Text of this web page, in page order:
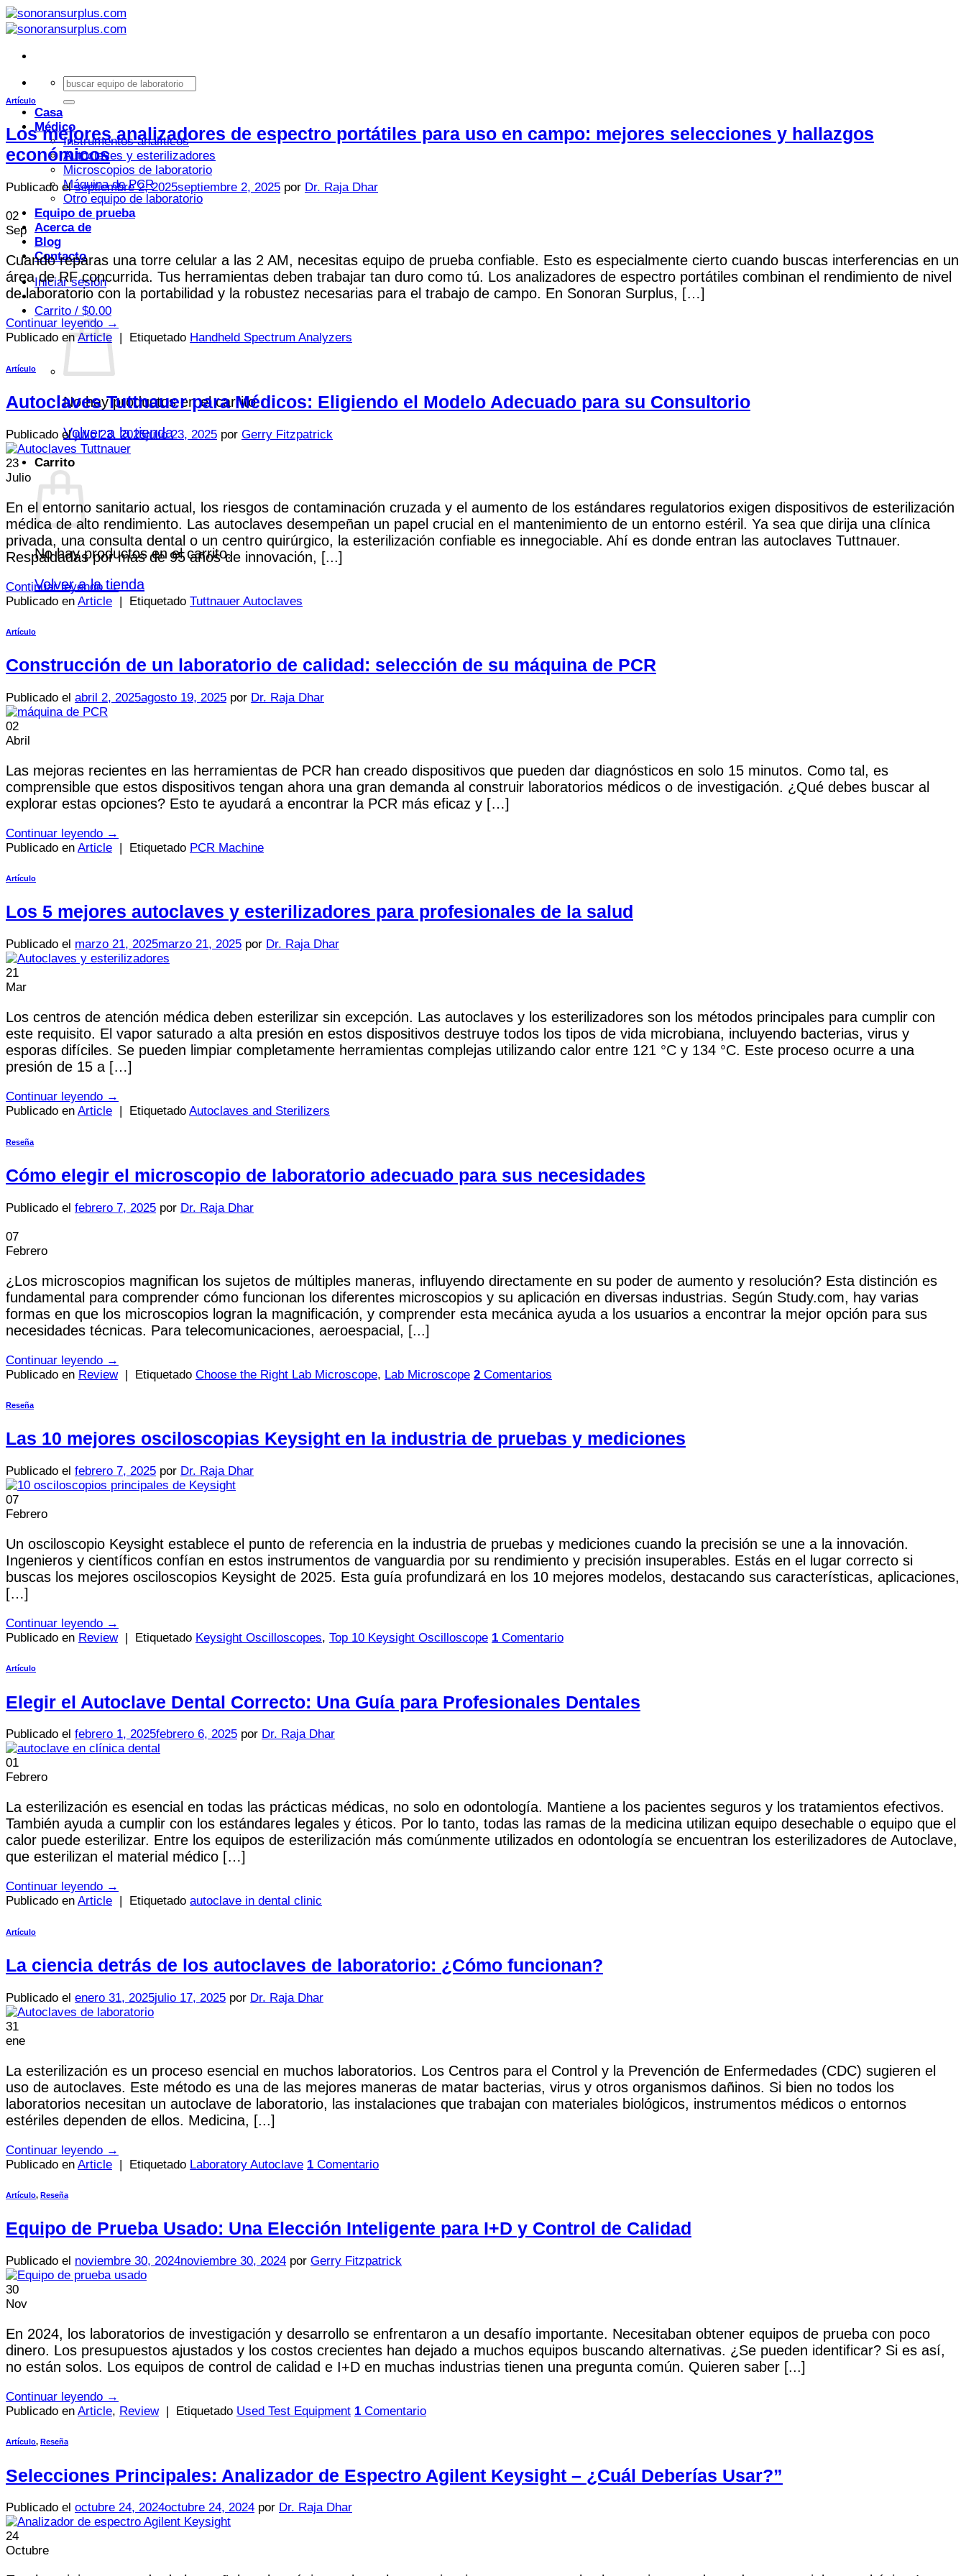
Saltar
al
Buscar:
Casa
Médico
Instrumentos analíticos
Autoclaves y esterilizadores
Microscopios de laboratorio
Máquina de PCR
Otro equipo de laboratorio
Equipo de prueba
Acerca de
Blog
Contacto
Iniciar sesión
Carrito / $0.00
No hay productos en el carrito.
Volver a la tienda
Carrito
No hay productos en el carrito.
Volver a la tienda
Artículo
Los mejores analizadores de espectro portátiles para uso en campo: mejores selecciones y hallazgos
económicos
Publicado elseptiembre 2, 2025septiembre 2, 2025 por Dr. Raja Dhar
02
Sep
Cuando reparas una torre celular a las 2 AM, necesitas equipo de prueba confiable. Esto es especialmente cierto cuando buscas interferencias en un
área de RF concurrida. Tus herramientas deben trabajar tan duro como tú. Los analizadores de espectro portátiles combinan el rendimiento de nivel
de laboratorio con la portabilidad y la robustez necesarias para el trabajo de campo. En Sonoran Surplus, […]
Continuar leyendo →
Publicado enArticle Etiquetado Handheld Spectrum Analyzers
Artículo
Autoclaves Tuttnauer para Médicos: Eligiendo el Modelo Adecuado para su Consultorio
Publicado eljulio 23, 2025julio 23, 2025 por Gerry Fitzpatrick
23
Julio
En el entorno sanitario actual, los riesgos de contaminación cruzada y el aumento de los estándares regulatorios exigen dispositivos de esterilización
médica de alto rendimiento. Las autoclaves desempeñan un papel crucial en el mantenimiento de un entorno estéril. Ya sea que dirija una clínica
privada, una consulta dental o un centro quirúrgico, la esterilización confiable es innegociable. Ahí es donde entran las autoclaves Tuttnauer.
Respaldadas por más de 95 años de innovación, [...]
Continuar leyendo→
Publicado en Article | Etiquetado Tuttnauer Autoclaves
Artículo
Construcción de un laboratorio de calidad: selección de su máquina de PCR
Publicado el abril 2, 2025agosto 19, 2025 por Dr. Raja Dhar
02
Abril
Las mejoras recientes en las herramientas de PCR han creado dispositivos que pueden dar diagnósticos en solo 15 minutos. Como tal, es
comprensible que estos dispositivos tengan ahora una gran demanda al construir laboratorios médicos o de investigación. ¿Qué debes buscar al
explorar estas opciones? Esto te ayudará a encontrar la PCR más eficaz y […]
Continuar leyendo →
Publicado en Article | Etiquetado PCR Machine
Artículo
Los 5 mejores autoclaves y esterilizadores para profesionales de la salud
Publicado el marzo 21, 2025marzo 21, 2025 por Dr. Raja Dhar
21
Mar
Los centros de atención médica deben esterilizar sin excepción. Las autoclaves y los esterilizadores son los métodos principales para cumplir con
este requisito. El vapor saturado a alta presión en estos dispositivos destruye todos los tipos de vida microbiana, incluyendo bacterias, virus y
esporas difíciles. Se pueden limpiar completamente herramientas complejas utilizando calor entre 121 °C y 134 °C. Este proceso ocurre a una
presión de 15 a […]
Continuar leyendo →
Publicado en Article Etiquetado Autoclaves and Sterilizers
Reseña
Cómo elegir el microscopio de laboratorio adecuado para sus necesidades
Publicado el febrero 7, 2025 por Dr. Raja Dhar
07
Febrero
¿Los microscopios magnifican los sujetos de múltiples maneras, influyendo directamente en su poder de aumento y resolución? Esta distinción es
fundamental para comprender cómo funcionan los diferentes microscopios y su aplicación en diversas industrias. Según Study.com, hay varias
formas en que los microscopios logran la magnificación, y comprender esta mecánica ayuda a los usuarios a encontrar la mejor opción para sus
necesidades técnicas. Para telecomunicaciones, aeroespacial, [...]
Continuar leyendo →
Publicado en Review | Etiquetado Choose the Right Lab Microscope, Lab Microscope 2 Comentarios
Reseña
Las 10 mejores osciloscopias Keysight en la industria de pruebas y mediciones
Publicado el febrero 7, 2025 por Dr. Raja Dhar
07
Febrero
Un osciloscopio Keysight establece el punto de referencia en la industria de pruebas y mediciones cuando la precisión se une a la innovación.
Ingenieros y científicos confían en estos instrumentos de vanguardia por su rendimiento y precisión insuperables. Estás en el lugar correcto si
buscas los mejores osciloscopios Keysight de 2025. Esta guía profundizará en los 10 mejores modelos, destacando sus características, aplicaciones,
[…]
Continuar leyendo →
Publicado en Review | Etiquetado Keysight Oscilloscopes, Top 10 Keysight Oscilloscope 1 Comentario
Artículo
Elegir el Autoclave Dental Correcto: Una Guía para Profesionales Dentales
Publicado el febrero 1, 2025febrero 6, 2025 por Dr. Raja Dhar
01
Febrero
La esterilización es esencial en todas las prácticas médicas, no solo en odontología. Mantiene a los pacientes seguros y los tratamientos efectivos.
También ayuda a cumplir con los estándares legales y éticos. Por lo tanto, todas las ramas de la medicina utilizan equipo desechable o equipo que el
calor puede esterilizar. Entre los equipos de esterilización más comúnmente utilizados en odontología se encuentran los esterilizadores de Autoclave,
que esterilizan el material médico […]
Continuar leyendo →
Publicado en Article Etiquetado autoclave in dental clinic
Artículo
La ciencia detrás de los autoclaves de laboratorio: ¿Cómo funcionan?
Publicado el enero 31, 2025julio 17, 2025 por Dr. Raja Dhar
31
ene
La esterilización es un proceso esencial en muchos laboratorios. Los Centros para el Control y la Prevención de Enfermedades (CDC) sugieren el
uso de autoclaves. Este método es una de las mejores maneras de matar bacterias, virus y otros organismos dañinos. Si bien no todos los
laboratorios necesitan un autoclave de laboratorio, las instalaciones que trabajan con materiales biológicos, instrumentos médicos o entornos
estériles dependen de ellos. Medicina, [...]
Continuar leyendo →
Publicado en Article | Etiquetado Laboratory Autoclave 1 Comentario
Artículo, Reseña
Equipo de Prueba Usado: Una Elección Inteligente para I+D y Control de Calidad
Publicado el noviembre 30, 2024noviembre 30, 2024 por Gerry Fitzpatrick
30
Nov
En 2024, los laboratorios de investigación y desarrollo se enfrentaron a un desafío importante. Necesitaban obtener equipos de prueba con poco
dinero. Los presupuestos ajustados y los costos crecientes han dejado a muchos equipos buscando alternativas. ¿Se pueden identificar? Si es así,
no están solos. Los equipos de control de calidad e I+D en muchas industrias tienen una pregunta común. Quieren saber [...]
Continuar leyendo →
Publicado en Article, Review | Etiquetado Used Test Equipment 1 Comentario
Artículo, Reseña
Selecciones Principales: Analizador de Espectro Agilent Keysight – ¿Cuál Deberías Usar?”
Publicado el octubre 24, 2024octubre 24, 2024 por Dr. Raja Dhar
24
Octubre